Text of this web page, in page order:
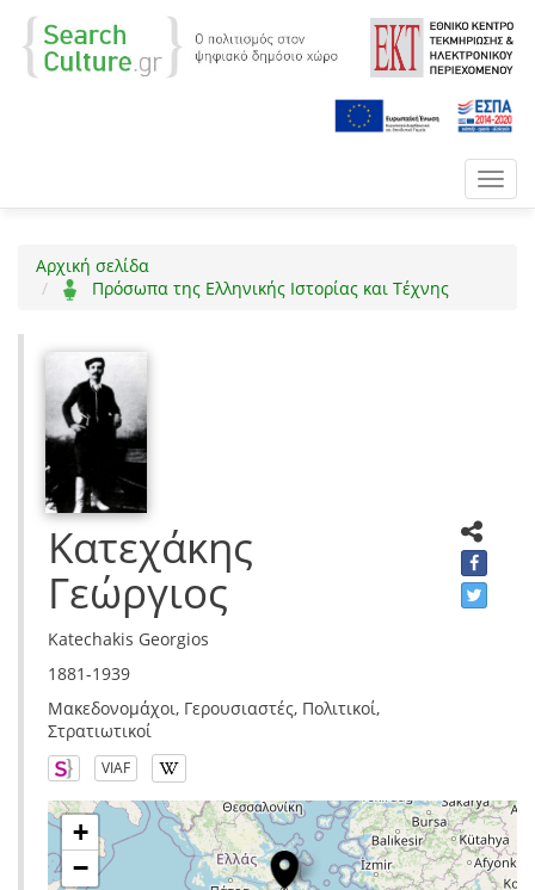
Αρχική σελίδα
Πρόσωπα της Ελληνικής Ιστορίας και Τέχνης
Κατεχάκης
Γεώργιος
Katechakis Georgios
1881-1939
Μακεδονομάχοι, Γερουσιαστές, Πολιτικοί,
Στρατιωτικοί
VIAF
+
−